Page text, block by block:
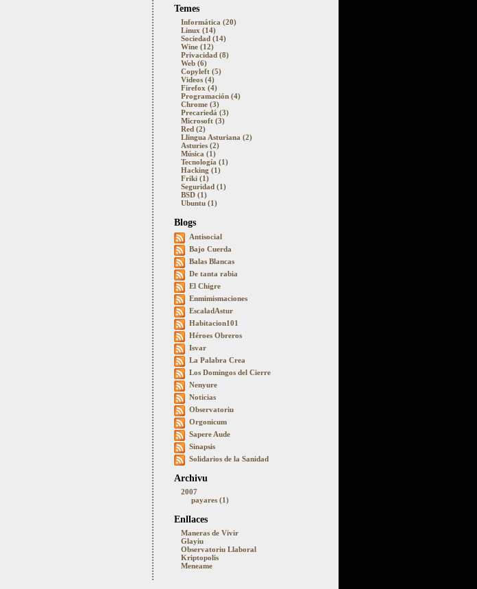
Temes
Informática (20)
Linux (14)
Sociedad (14)
Wine (12)
Privacidad (8)
Web (6)
Copyleft (5)
Videos (4)
Firefox (4)
Programación (4)
Chrome (3)
Precariedá (3)
Microsoft (3)
Red (2)
Llingua Asturiana (2)
Asturies (2)
Música (1)
Tecnología (1)
Hacking (1)
Friki (1)
Seguridad (1)
BSD (1)
Ubuntu (1)
Blogs
Antisocial
Bajo Cuerda
Balas Blancas
De tanta rabia
El Chigre
Enmimismaciones
EscaladAstur
Habitacion101
Héroes Obreros
Isvar
La Palabra Crea
Los Domingos del Cierre
Nenyure
Noticias
Observatoriu
Orgonicum
Sapere Aude
Sinapsis
Solidarios de la Sanidad
Archivu
2007
payares (1)
Enllaces
Maneras de Vivir
Glayiu
Observatoriu Llaboral
Kriptopolis
Meneame